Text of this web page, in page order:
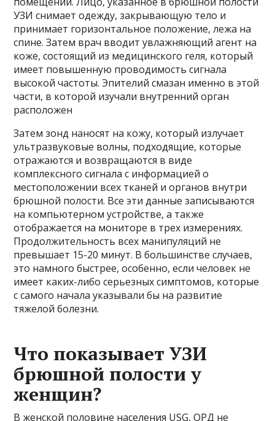
УЗИ снимает одежду, закрывающую тело и
принимает горизонтальное положение, лежа на
спине. Затем врач вводит увлажняющий агент на
коже, состоящий из медицинского геля, который
имеет повышенную проводимость сигнала
высокой частоты. Эпителий смазан именно в этой
части, в которой изучали внутренний орган
расположен
Затем зонд наносят на кожу, который излучает
ультразвуковые волны, подходящие, которые
отражаются и возвращаются в виде
комплексного сигнала с информацией о
местоположении всех тканей и органов внутри
брюшной полости. Все эти данные записываются
на компьютерном устройстве, а также
отображается на мониторе в трех измерениях.
Продолжительность всех манипуляций не
превышает 15-20 минут. В большинстве случаев,
это намного быстрее, особенно, если человек не
имеет каких-либо серьезных симптомов, которые
с самого начала указывали бы на развитие
тяжелой болезни.
Что показывает УЗИ
брюшной полости у
женщин?
В женской половине населения USG, ОРД не